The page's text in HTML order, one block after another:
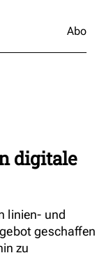
Abo
digitale
linien- und
geschaffen
zu